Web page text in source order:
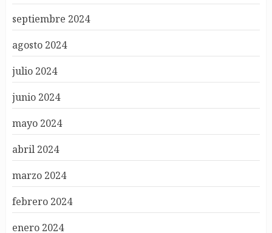
septiembre 2024
agosto 2024
julio 2024
junio 2024
mayo 2024
abril 2024
marzo 2024
febrero 2024
enero 2024